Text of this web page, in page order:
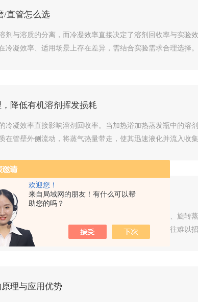
欢迎您！
来自局域网的朋友！有什么可以帮
助您的吗？
/直管怎么选
剂与溶质的分离，而冷凝效率直接决定了溶剂回收率与实验
凝效率、适用场景上存在差异，需结合实验需求合理选择。
降低有机溶剂挥发损耗
冷凝效率直接影响溶剂回收率。当加热浴加热蒸发瓶中的溶
管壁外侧流动，将蒸气热量带走，使其迅速液化并流入收集
空技术扮演着重要的角色。从化学实验室的减压蒸馏、旋转
酸、强碱及有机溶剂等腐蚀性介质，普通真空泵往往难以招
理与应用优势